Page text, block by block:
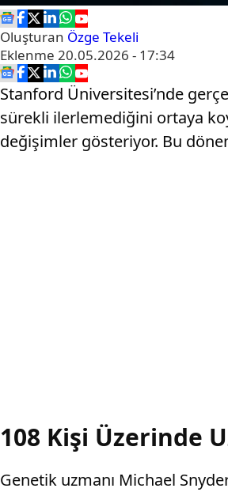
Oluşturan Özge Tekeli
Eklenme 20.05.2026 - 17:34
Stanford Üniversitesi’nde
sürekli ilerlemediğini ortaya
değişimler gösteriyor. Bu
108 Kişi Üzerinde
Genetik uzmanı Michael